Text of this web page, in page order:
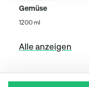
Gemüse
1200 ml
Alle anzeigen